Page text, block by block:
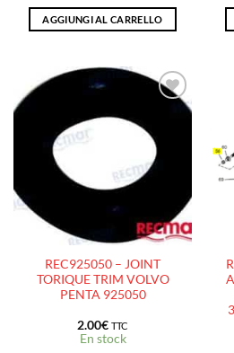
AGGIUNGI AL CARRELLO
À LA
LISTE
D’ENVIES
REC925050 – JOINT
TORIQUE TRIM VOLVO
PENTA 925050
2.00€ TTC
En stock